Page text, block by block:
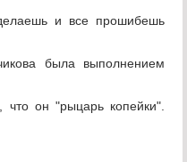
и все прошибешь
была выполнением
он "рыцарь копейки".